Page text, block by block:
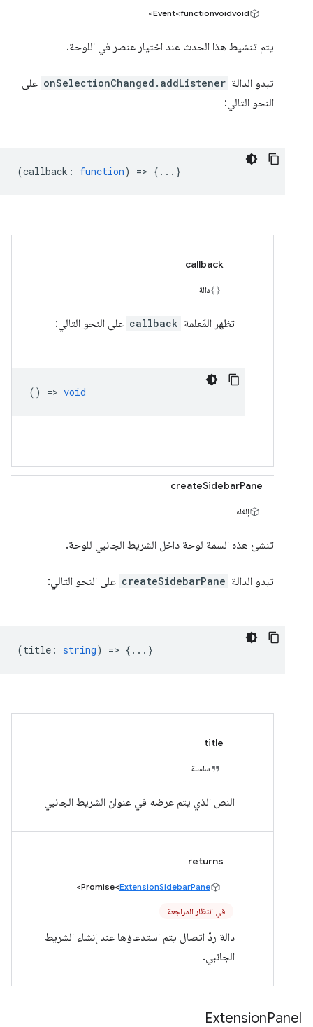
Event<functionvoidvoid>
يتم تنشيط هذا الحدث عند اختيار عنصر في اللوحة.
تبدو الدالة onSelectionChanged.addListener على
النحو التالي:
(callback : function) => {...}
callback
دالة
تظهر المَعلمة callback على النحو التالي:
() => void
createSidebarPane
إلغاء
تنشئ هذه السمة لوحة داخل الشريط الجانبي للوحة.
تبدو الدالة createSidebarPane على النحو التالي:
(title : string) => {...}
title
سلسلة
النص الذي يتم عرضه في عنوان الشريط الجانبي
returns
Promise<ExtensionSidebarPane
>
في انتظار المراجعة
دالة ردّ اتصال يتم استدعاؤها عند إنشاء الشريط
الجانبي.
ExtensionPanel